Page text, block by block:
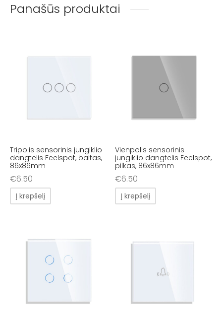
Panašūs produktai
Tripolis sensorinis jungiklio
dangtelis Feelspot, baltas,
86x86mm
€6.50
Į krepšelį
Vienpolis sensorinis
jungiklio dangtelis Feelspot,
pilkas, 86x86mm
€6.50
Į krepšelį